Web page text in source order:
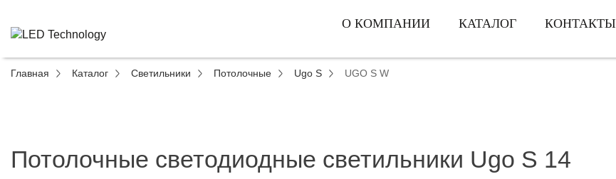
О КОМПАНИИ КАТАЛОГ КОНТАКТЫ
Главная Каталог Светильники Потолочные Ugo S UGO S W
Потолочные светодиодные светильники Ugo S 14